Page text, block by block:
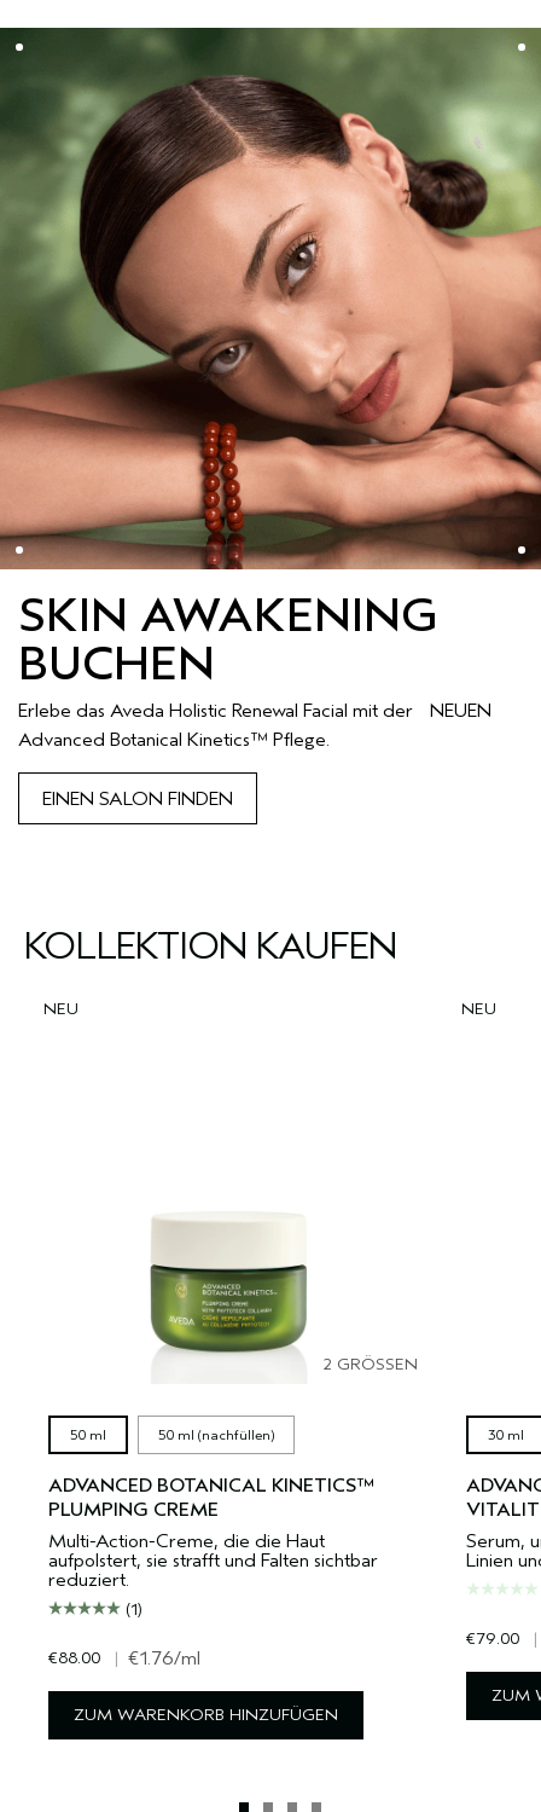
SKIN AWAKENING
BUCHEN
Erlebe das Aveda Holistic Renewal Facial mit der NEUEN
Advanced Botanical Kinetics™ Pflege.
EINEN SALON FINDEN
KOLLEKTION KAUFEN
NEU
2 GRÖSSEN
50 ml 50 ml (nachfüllen)
ADVANCED BOTANICAL KINETICS™
PLUMPING CREME
Multi-Action-Creme, die die Haut
aufpolstert, sie strafft und Falten sichtbar
reduziert.
(1)
€88.00 | €1.76/ml
ZUM WARENKORB HINZUFÜGEN
NEU
30 ml
Serum,
Linien
€79.00 |
ZUM